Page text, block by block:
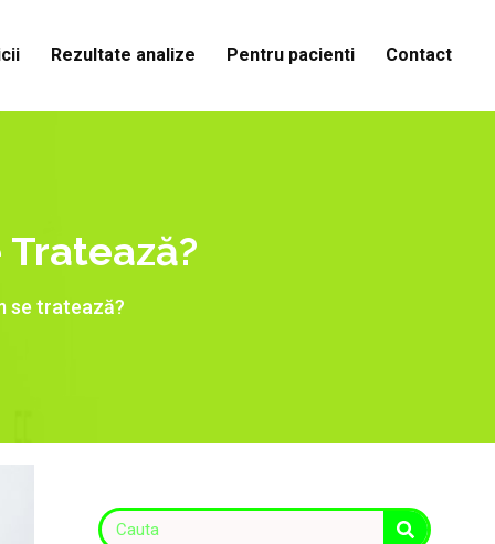
Rezultate analize Pentru pacienti Contact
se tratează?